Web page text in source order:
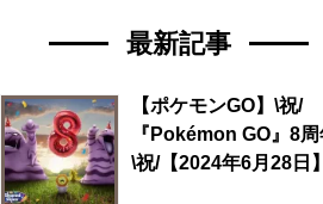
最新記事
【ポケモンGO】\祝/
『Pokémon GO』8周
\祝/【2024年6月28日】